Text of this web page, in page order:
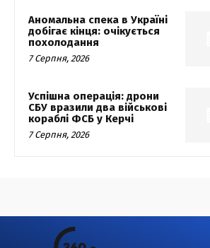
Аномальна спека в Україні
добігає кінця: очікується
похолодання
7 Серпня, 2026
Успішна операція: дрони
СБУ вразили два військові
кораблі ФСБ у Керчі
7 Серпня, 2026